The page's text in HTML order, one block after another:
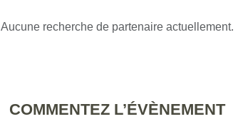
Aucune recherche de partenaire actuellement.
COMMENTEZ L’ÉVÈNEMENT